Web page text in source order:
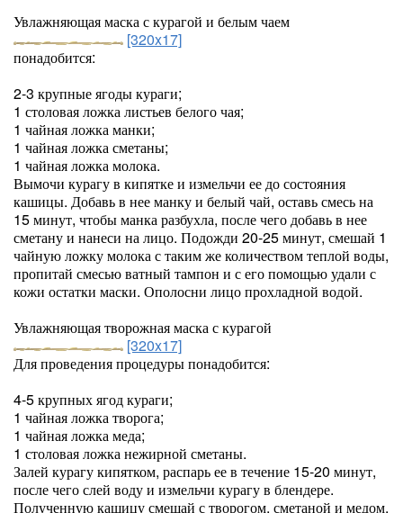
Увлажняющая маска с курагой и белым чаем
[320x17]
понадобится:
2-3 крупные ягоды кураги;
1 столовая ложка листьев белого чая;
1 чайная ложка манки;
1 чайная ложка сметаны;
1 чайная ложка молока.
Вымочи курагу в кипятке и измельчи ее до состояния
кашицы. Добавь в нее манку и белый чай, оставь смесь на
15 минут, чтобы манка разбухла, после чего добавь в нее
сметану и нанеси на лицо. Подожди 20-25 минут, смешай 1
чайную ложку молока с таким же количеством теплой воды,
пропитай смесью ватный тампон и с его помощью удали с
кожи остатки маски. Ополосни лицо прохладной водой.
Увлажняющая творожная маска с курагой
[320x17]
Для проведения процедуры понадобится:
4-5 крупных ягод кураги;
1 чайная ложка творога;
1 чайная ложка меда;
1 столовая ложка нежирной сметаны.
Залей курагу кипятком, распарь ее в течение 15-20 минут,
после чего слей воду и измельчи курагу в блендере.
Полученную кашицу смешай с творогом, сметаной и медом,